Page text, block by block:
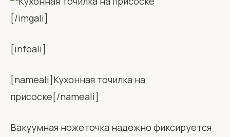
[/imgali]
[infoali]
[nameali]Кухонная точилка на
присоске[/nameali]
Вакуумная ножеточка надежно фиксируется